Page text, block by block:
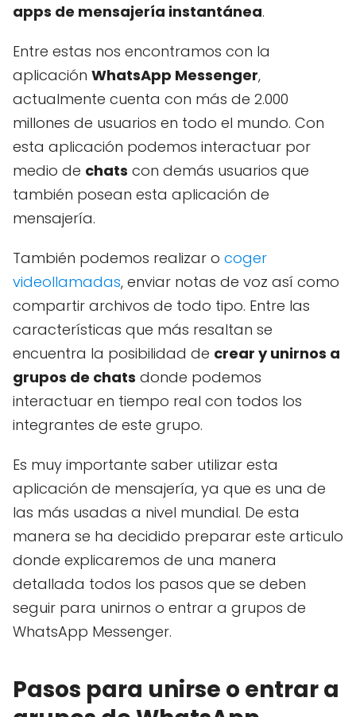
apps de mensajería instantánea.
Entre estas nos encontramos con la
aplicación WhatsApp Messenger,
actualmente cuenta con más de 2.000
millones de usuarios en todo el mundo. Con
esta aplicación podemos interactuar por
medio de chats con demás usuarios que
también posean esta aplicación de
mensajería.
También podemos realizar o coger
videollamadas, enviar notas de voz así como
compartir archivos de todo tipo. Entre las
características que más resaltan se
encuentra la posibilidad de crear y unirnos a
grupos de chats donde podemos
interactuar en tiempo real con todos los
integrantes de este grupo.
Es muy importante saber utilizar esta
aplicación de mensajería, ya que es una de
las más usadas a nivel mundial. De esta
manera se ha decidido preparar este articulo
donde explicaremos de una manera
detallada todos los pasos que se deben
seguir para unirnos o entrar a grupos de
WhatsApp Messenger.
Pasos para unirse o entrar a